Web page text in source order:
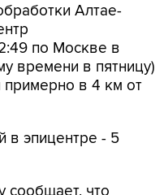
Алтае-
по Москве в
времени в пятницу)
примерно в 4 км от
в эпицентре - 5
сообщает, что